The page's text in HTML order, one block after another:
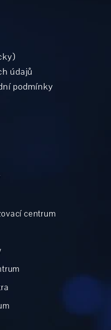
údajů
podmínky
centrum